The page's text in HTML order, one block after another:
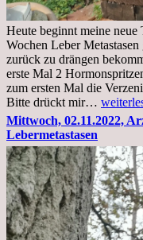
Heute beginnt meine
Wochen Leber
zurück zu drängen
erste Mal 2
zum ersten Mal die
Bitte drückt mir…
Mittwoch, 02.11.2022,
Lebermetastasen